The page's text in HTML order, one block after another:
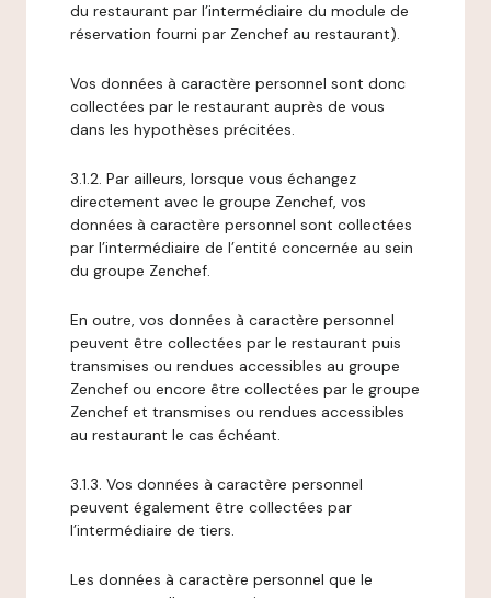
du restaurant par l’intermédiaire du module de
réservation fourni par Zenchef au restaurant).
Vos données à caractère personnel sont donc
collectées par le restaurant auprès de vous
dans les hypothèses précitées.
3.1.2. Par ailleurs, lorsque vous échangez
directement avec le groupe Zenchef, vos
données à caractère personnel sont collectées
par l’intermédiaire de l’entité concernée au sein
du groupe Zenchef.
En outre, vos données à caractère personnel
peuvent être collectées par le restaurant puis
transmises ou rendues accessibles au groupe
Zenchef ou encore être collectées par le groupe
Zenchef et transmises ou rendues accessibles
au restaurant le cas échéant.
3.1.3. Vos données à caractère personnel
peuvent également être collectées par
l’intermédiaire de tiers.
Les données à caractère personnel que le